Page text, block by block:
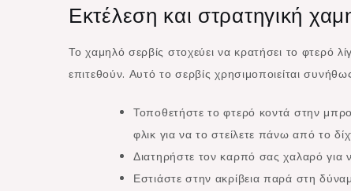
Εκτέλεση και στρατηγική
Το χαμηλό σερβίς στοχεύει να κρατήσει το φτερό
επιτεθούν. Αυτό το σερβίς χρησιμοποιείται
Τοποθετήστε το φτερό κοντά στην
φλικ για να το στείλετε πάνω από το
Διατηρήστε τον καρπό σας χαλαρό για
Εστιάστε στην ακρίβεια παρά στη